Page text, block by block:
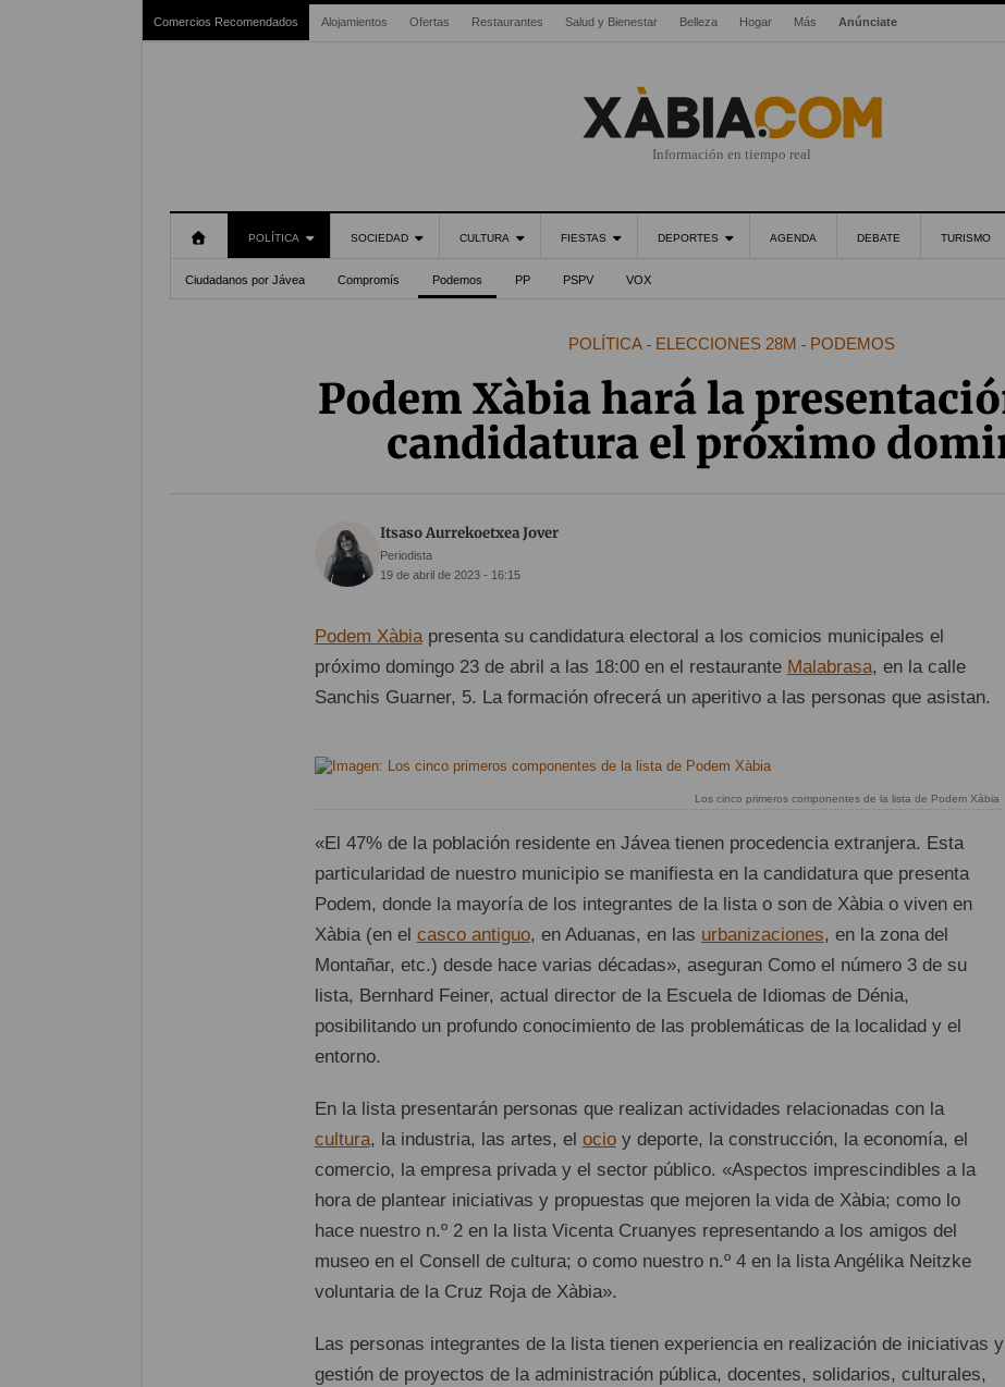
Comercios Recomendados Alojamientos Ofertas Restaurantes Salud y Bienestar Belleza Hogar Más Anúnciate
Información en tiempo real
POLÍTICA SOCIEDAD CULTURA FIESTAS DEPORTES AGENDA DEBATE TURISMO
Ciudadanos por Jávea Compromís Podemos PP PSPV VOX
POLÍTICA - ELECCIONES 28M - PODEMOS
Podem Xàbia hará la
candidatura el próximo
Itsaso Aurrekoetxea Jover
Periodista
19 de abril de 2023 - 16:15
Podem Xàbiapresenta su candidatura electoral a los comicios municipales el
próximo domingo 23 de abril a las 18:00 en el restaurante Malabrasa, en la calle
Sanchis Guarner, 5. La formación ofrecerá un aperitivo a las personas que asistan.
Los cinco primeros componentes de la lista de Podem Xàbia
«El 47% de la población residente en Jávea tienen procedencia extranjera. Esta
particularidad de nuestro municipio se manifiesta en la candidatura que presenta
Podem, donde la mayoría de los integrantes de la lista o son de Xàbia o viven en
Xàbia (en el casco antiguo, en Aduanas, en las urbanizaciones, en la zona del
Montañar, etc.) desde hace varias décadas», aseguran Como el número 3 de su
lista, Bernhard Feiner, actual director de la Escuela de Idiomas de Dénia,
posibilitando un profundo conocimiento de las problemáticas de la localidad y el
entorno.
En la lista presentarán personas que realizan actividades relacionadas con la
cultura, la industria, las artes, el ocioy deporte, la construcción, la economía, el
comercio, la empresa privada y el sector público. «Aspectos imprescindibles a la
hora de plantear iniciativas y propuestas que mejoren la vida de Xàbia; como lo
hace nuestro n.º 2 en la lista Vicenta Cruanyes representando a los amigos del
museo en el Consell de cultura; o como nuestro n.º 4 en la lista Angélika Neitzke
voluntaria de la Cruz Roja de Xàbia».
Las personas integrantes de la lista tienen experiencia en realización de iniciativas y
gestión de proyectos de la administración pública, docentes, solidarios, culturales,